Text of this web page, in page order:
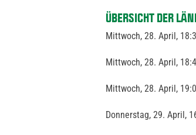
ÜBERSICHT DER
Mittwoch, 28. April,
Mittwoch, 28. April,
Mittwoch, 28. April,
Donnerstag, 29. April,